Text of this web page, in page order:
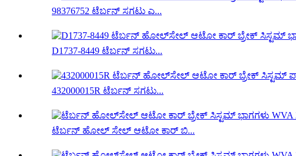
98376752 ಟೆರ್ಬನ್ ಸಗಟು ಎ...
D1737-8449 ಟೆರ್ಬನ್ ಸಗಟು...
432000015R ಟೆರ್ಬನ್ ಸಗಟು...
ಟೆರ್ಬನ್ ಹೋಲ್ ಸೇಲ್ ಆಟೋ ಕಾರ್ ಬಿ...